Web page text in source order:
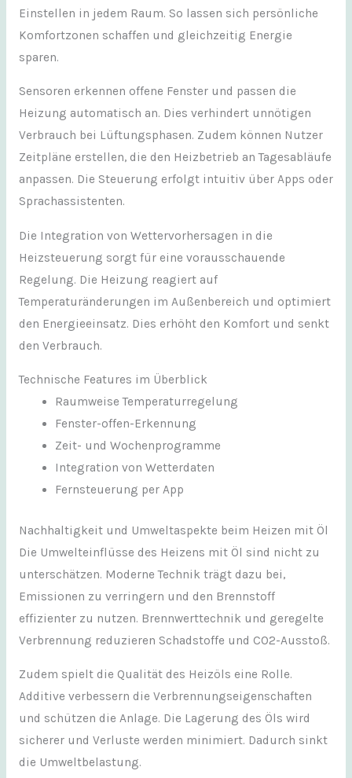
Einstellen in jedem Raum. So lassen sich persönliche
Komfortzonen schaffen und gleichzeitig Energie
sparen.
Sensoren erkennen offene Fenster und passen die
Heizung automatisch an. Dies verhindert unnötigen
Verbrauch bei Lüftungsphasen. Zudem können Nutzer
Zeitpläne erstellen, die den Heizbetrieb an Tagesabläufe
anpassen. Die Steuerung erfolgt intuitiv über Apps oder
Sprachassistenten.
Die Integration von Wettervorhersagen in die
Heizsteuerung sorgt für eine vorausschauende
Regelung. Die Heizung reagiert auf
Temperaturänderungen im Außenbereich und optimiert
den Energieeinsatz. Dies erhöht den Komfort und senkt
den Verbrauch.
Technische Features im Überblick
Raumweise Temperaturregelung
Fenster-offen-Erkennung
Zeit- und Wochenprogramme
Integration von Wetterdaten
Fernsteuerung per App
Nachhaltigkeit und Umweltaspekte beim Heizen mit Öl
Die Umwelteinflüsse des Heizens mit Öl sind nicht zu
unterschätzen. Moderne Technik trägt dazu bei,
Emissionen zu verringern und den Brennstoff
effizienter zu nutzen. Brennwerttechnik und geregelte
Verbrennung reduzieren Schadstoffe und CO2-Ausstoß.
Zudem spielt die Qualität des Heizöls eine Rolle.
Additive verbessern die Verbrennungseigenschaften
und schützen die Anlage. Die Lagerung des Öls wird
sicherer und Verluste werden minimiert. Dadurch sinkt
die Umweltbelastung.